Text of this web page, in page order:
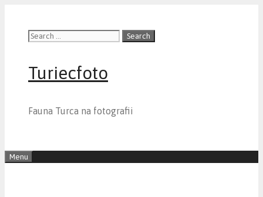
contentSearch
Turiecfoto
Fauna Turca na fotografii
Menu